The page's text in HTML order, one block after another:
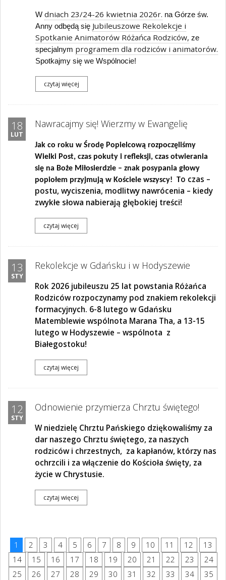
W dniach 23/24-26 kwietnia 2026r. na Górze św.
Anny odbędą się Jubileuszowe Rekolekcje i
Spotkanie Animatorów Różańca Rodziców, ze
specjalnym programem dla rodziców i animatorów.
Spotkajmy się we Wspólnocie!
czytaj więcej
18
LUT
Nawracajmy się! Wierzmy w Ewangelię
Jak co roku w Środę Popielcową rozpoczęliśmy
Wielki Post, czas pokuty i refleksji, czas otwierania
się na Boże Miłosierdzie – znak posypania głowy
popiołem przyjmują w Kościele wszyscy! To czas –
postu, wyciszenia, modlitwy nawrócenia – kiedy
zwykłe słowa nabierają głębokiej treści!
czytaj więcej
13
STY
Rekolekcje w Gdańsku i w Hodyszewie
Rok 2026 jubileuszu 25 lat powstania Różańca
Rodziców rozpoczynamy pod znakiem rekolekcji
formacyjnych. 6-8 lutego w Gdańsku
Matemblewie wspólnota Marana Tha, a 13-15
lutego w Hodyszewie – wspólnota z
Białegostoku!
czytaj więcej
12
STY
Odnowienie przymierza Chrztu świętego!
W niedzielę Chrztu Pańskiego dziękowaliśmy za
dar naszego Chrztu świętego, za naszych
rodziców i chrzestnych, za kapłanów, którzy nas
ochrzcili i za włączenie do Kościoła święty, za
życie w Chrystusie.
czytaj więcej
1 2 3 4 5 6 7 8 9 10 11 12
13
14
15 16 17 18 19 20 21 22 23
24
25
26 27 28 29 30 31 32 33 34 35